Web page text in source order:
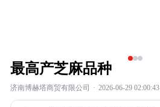
最高产芝麻品种
济南博赫塔商贸有限公司 · 2026-06-29 02:00:43